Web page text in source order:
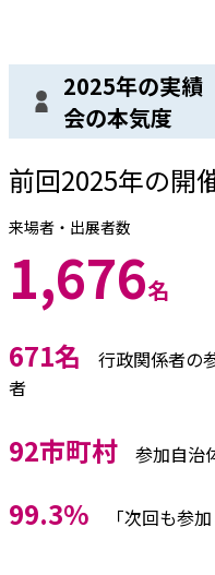
2025年の実
会の本気度
前回2025年の開
来場者・出展者数
1,676名
671名 行政関係者の
者
92市町村 参加自治
99.3% 「次回も参